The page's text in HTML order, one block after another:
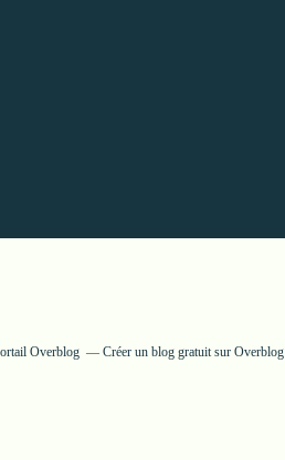
Overblog Créer un blog gratuit sur Overblog